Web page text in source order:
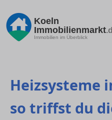
Koeln
Immobilienmarkt
Immobilien im Überblick
Heizsysteme
so triffst du